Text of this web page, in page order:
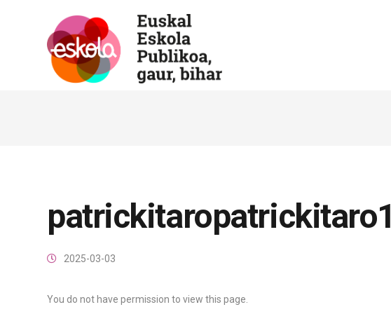
patrickitaropatrickitaro1
2025-03-03
You do not have permission to view this page.